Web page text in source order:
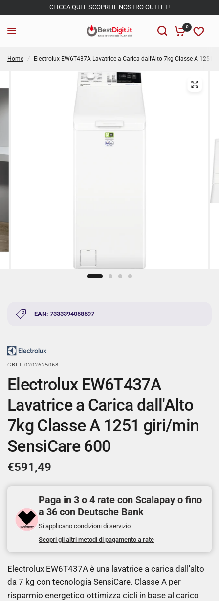
CLICCA QUI E SCOPRI IL NOSTRO OUTLET!
0
Home / Electrolux EW6T437A Lavatrice a Carica dall'Alto 7kg Classe A 1251
EAN: 7333394058597
GBLT-0202625068
Electrolux EW6T437A
Lavatrice a Carica dall'Alto
7kg Classe A 1251 giri/min
SensiCare 600
€591,49
Paga in 3 o 4 rate con Scalapay o fino
a 36 con Deutsche Bank
Si applicano condizioni di servizio
Scopri gli altri metodi di pagamento a rate
Electrolux EW6T437A è una lavatrice a carica dall'alto
da 7 kg con tecnologia SensiCare. Classe A per
risparmio energetico ottimizza cicli in base al carico